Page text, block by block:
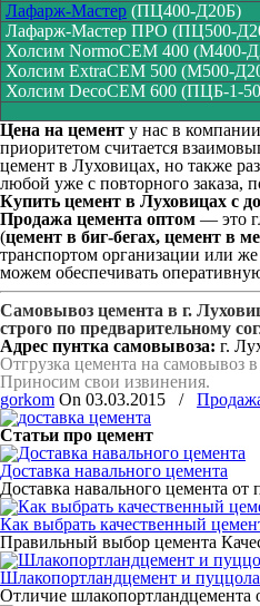
Лафарж-Мастер (ПЦ400-Д20Б)
Лафарж-Мастер ПРО (ПЦ500-
Холсим NormoCEM 400 (М400-
Холсим ExtraCEM 500 (М500-
Холсим DecoCEM 600 (ПЦБ-1-
Цена на цемент у нас в
приоритетом считается
цемент в Луховицах, но также
любой уже с повторного заказа,
Купить цемент в Луховицах с
Продажа цемента оптом — это
(цемент в биг-бегах, цемент в
транспортом организации или
можем обеспечивать
Самовывоз цемента в г.
строго по предварительному
Адрес пунтка самовывоза: г.
Отгрузка цемента на самовывоз
Приносим свои извинения.
gorkom On 03.03.2015 /
Статьи про цемент
Доставка навального цемента
Доставка навального цемента
Как выбрать качественный
Правильный выбор цемента
Шлакопортландцемент и
Отличие шлакопортландцемента